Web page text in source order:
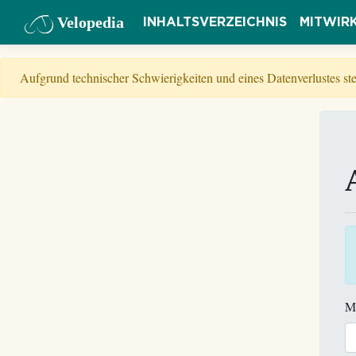
Velopedia INHALTSVERZEICHNIS
Aufgrund technischer Schwierigkeiten und eines Datenverlustes